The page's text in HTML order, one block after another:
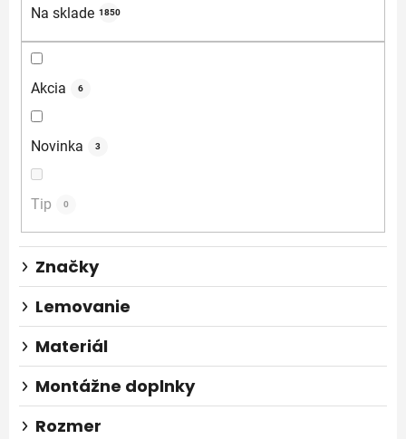
p
v
Na sklade 1850
Akcia 6
Novinka 3
Tip 0
Značky
Lemovanie
Materiál
Montážne doplnky
Rozmer